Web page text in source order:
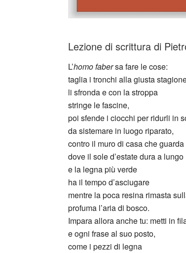
Lezione di scrittura di
L’homo fabersa fare le cose:
taglia i tronchi alla giusta
li sfronda e con la stroppa
stringe le fascine,
poi sfende i ciocchi per ridurli in
da sistemare in luogo riparato,
contro il muro di casa che
dove il sole d’estate dura a lungo
e la legna più verde
ha il tempo d’asciugare
mentre la poca resina rimasta
profuma l’aria di bosco.
Impara allora anche tu: metti in
e ogni frase al suo posto,
come i pezzi di legna